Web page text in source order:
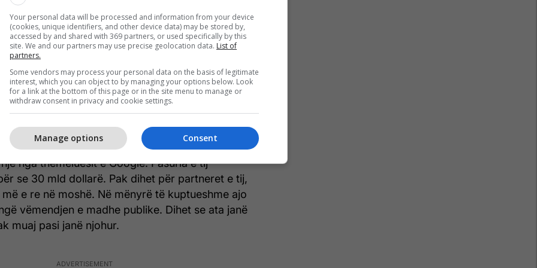
vlerësohet më shumë se 50 miliardë
e tij të ardhshme kur ende ishte një
Priscilla gjithmonë i ka mbështetur përpjekjet e
në suksesin e tij. Ata u martuan në maj të vitit
modeste në shtëpinë e tyre. Në 2 dhjetor
u bënë prindër të një vajze.
Southworth
nga themeluesit e Google. Pasuria e tij
se 30 mld dollarë. Pak dihet për partneret e tij,
e re në moshë. Në mënyrë të kuptueshme ajo
vëmendjen e madhe publike. Dihet se ata janë
muaj pasi janë njohur.
Your personal data will be processed and information from your device
(cookies, unique identifiers, and other device data) may be stored by,
accessed by and shared with 369 partners, or used specifically by this
site. We and our partners may use precise geolocation data. List of
partners.
Some vendors may process your personal data on the basis of legitimate
interest, which you can object to by managing your options below. Look
for a link at the bottom of this page or in the site menu to manage or
withdraw consent in privacy and cookie settings.
Consent
Manage options